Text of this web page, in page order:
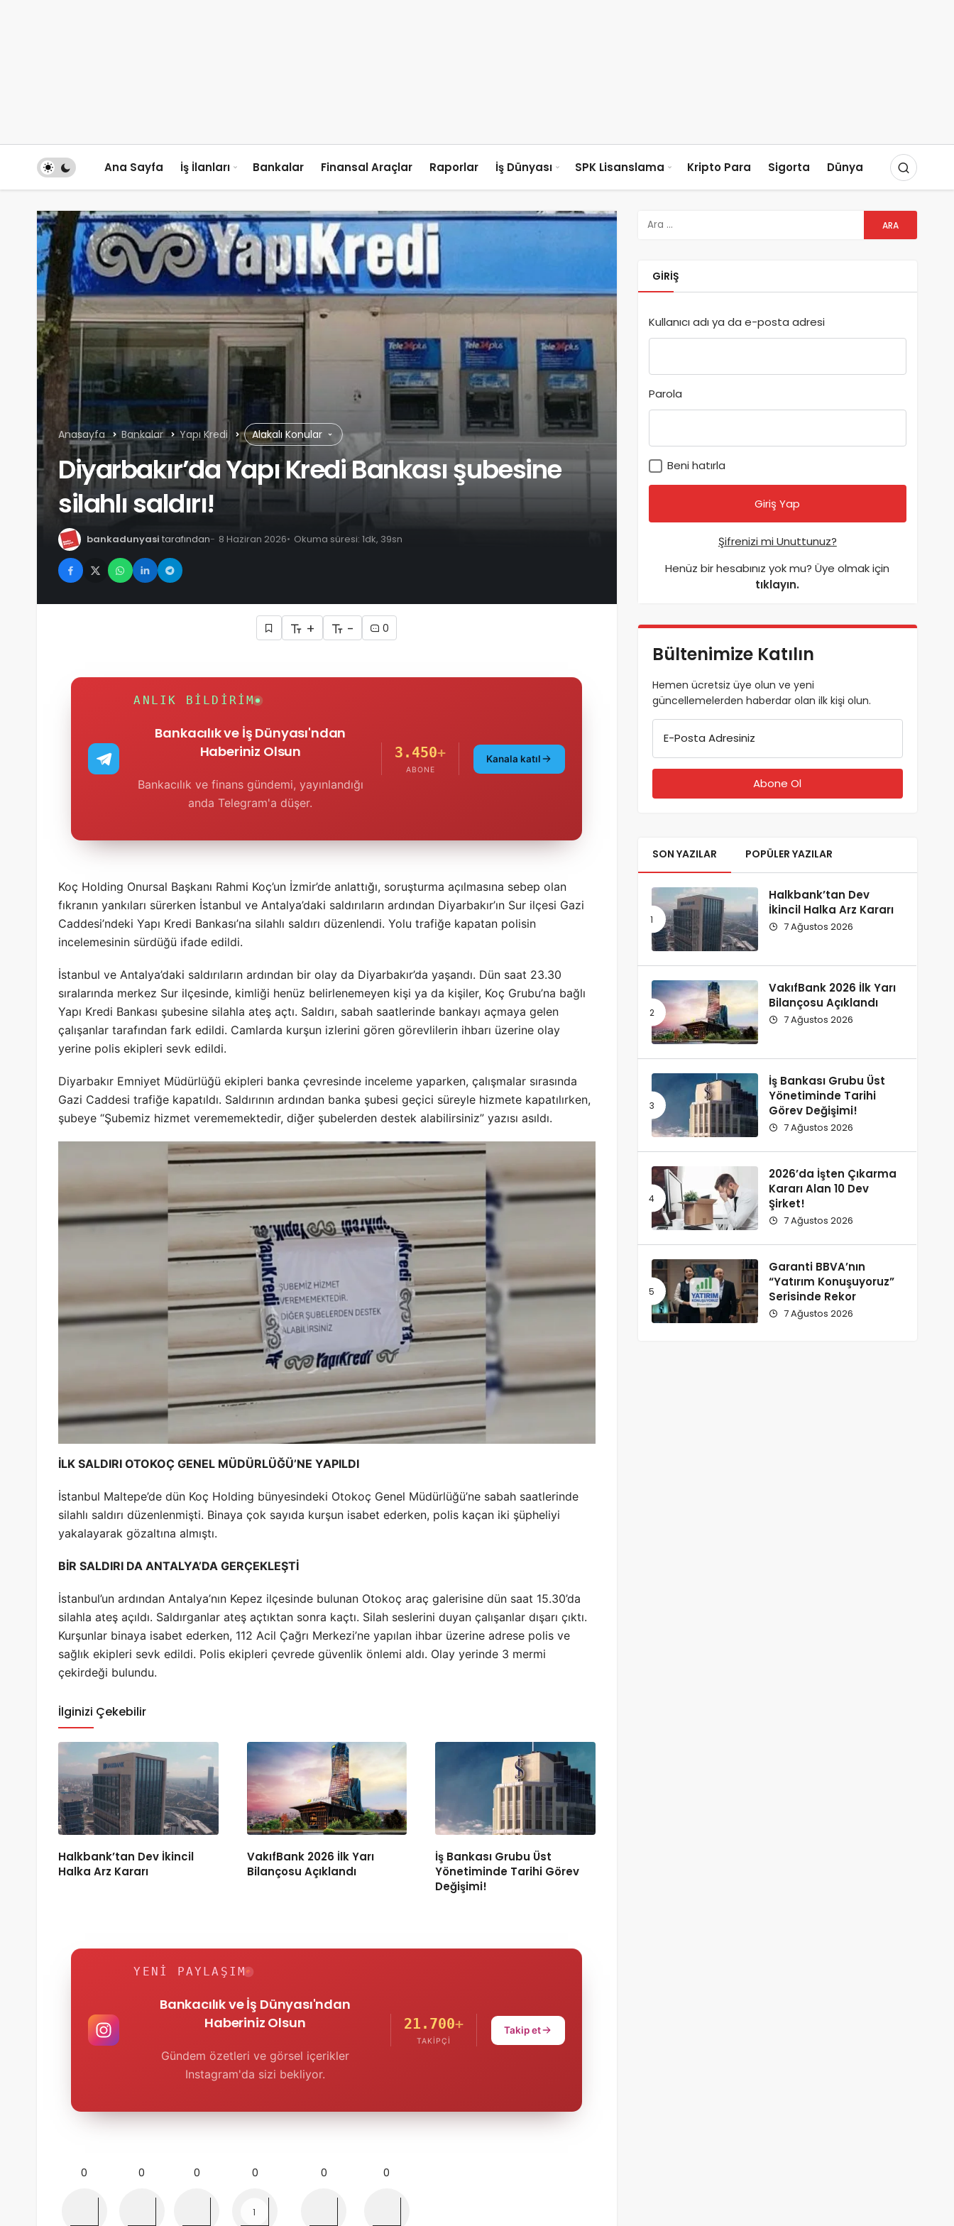
Ana Sayfa İş İlanları Bankalar Finansal Araçlar Raporlar İş Dünyası SPK Lisanslama Kripto Para Sigorta Dünya
Anasayfa Bankalar Yapı Kredi Alakalı Konular
Diyarbakır’da Yapı Kredi Bankası şubesine
silahlı saldırı!
bankadunyasi tarafından 8 Haziran 2026 Okuma süresi: 1dk, 39sn
+ - 0
ANLIK BILDIRIM
Bankacılık ve İş Dünyası'ndan
Haberiniz Olsun
Bankacılık ve finans gündemi, yayınlandığı
anda Telegram'a düşer.
3.450+
ABONE
Kanala katıl
Koç Holding Onursal Başkanı Rahmi Koç’un İzmir’de anlattığı, soruşturma açılmasına sebep olan
fıkranın yankıları sürerken İstanbul ve Antalya’daki saldırıların ardından Diyarbakır’ın Sur ilçesi Gazi
Caddesi’ndeki Yapı Kredi Bankası’na silahlı saldırı düzenlendi. Yolu trafiğe kapatan polisin
incelemesinin sürdüğü ifade edildi.
İstanbul ve Antalya’daki saldırıların ardından bir olay da Diyarbakır’da yaşandı. Dün saat 23.30
sıralarında merkez Sur ilçesinde, kimliği henüz belirlenemeyen kişi ya da kişiler, Koç Grubu’na bağlı
Yapı Kredi Bankası şubesine silahla ateş açtı. Saldırı, sabah saatlerinde bankayı açmaya gelen
çalışanlar tarafından fark edildi. Camlarda kurşun izlerini gören görevlilerin ihbarı üzerine olay
yerine polis ekipleri sevk edildi.
Diyarbakır Emniyet Müdürlüğü ekipleri banka çevresinde inceleme yaparken, çalışmalar sırasında
Gazi Caddesi trafiğe kapatıldı. Saldırının ardından banka şubesi geçici süreyle hizmete kapatılırken,
şubeye “Şubemiz hizmet verememektedir, diğer şubelerden destek alabilirsiniz” yazısı asıldı.
İLK SALDIRI OTOKOÇ GENEL MÜDÜRLÜĞÜ’NE YAPILDI
İstanbul Maltepe’de dün Koç Holding bünyesindeki Otokoç Genel Müdürlüğü’ne sabah saatlerinde
silahlı saldırı düzenlenmişti. Binaya çok sayıda kurşun isabet ederken, polis kaçan iki şüpheliyi
yakalayarak gözaltına almıştı.
BİR SALDIRI DA ANTALYA’DA GERÇEKLEŞTİ
İstanbul’un ardından Antalya’nın Kepez ilçesinde bulunan Otokoç araç galerisine dün saat 15.30’da
silahla ateş açıldı. Saldırganlar ateş açtıktan sonra kaçtı. Silah seslerini duyan çalışanlar dışarı çıktı.
Kurşunlar binaya isabet ederken, 112 Acil Çağrı Merkezi’ne yapılan ihbar üzerine adrese polis ve
sağlık ekipleri sevk edildi. Polis ekipleri çevrede güvenlik önlemi aldı. Olay yerinde 3 mermi
çekirdeği bulundu.
İlginizi Çekebilir
Halkbank’tan Dev İkincil
Halka Arz Kararı
VakıfBank 2026 İlk Yarı
Bilançosu Açıklandı
İş Bankası Grubu Üst
Yönetiminde Tarihi Görev
Değişimi!
YENI PAYLAŞIM
Bankacılık ve İş Dünyası'ndan
Haberiniz Olsun
Gündem özetleri ve görsel içerikler
Instagram'da sizi bekliyor.
21.700+
TAKIPÇI
Takip et
0 0 0 0 0 0
GIRIŞ
Kullanıcı adı ya da e-posta adresi
Parola
Beni hatırla
Şifrenizi mi Unuttunuz?
Henüz bir hesabınız yok mu? Üye olmak için
tıklayın.
Bültenimize Katılın
Hemen ücretsiz üye olun ve yeni
güncellemelerden haberdar olan ilk kişi olun.
E-Posta Adresiniz
SON YAZILAR POPÜLER YAZILAR
Halkbank’tan Dev
İkincil Halka Arz Kararı
7 Ağustos 2026
VakıfBank 2026 İlk Yarı
Bilançosu Açıklandı
7 Ağustos 2026
İş Bankası Grubu Üst
Yönetiminde Tarihi
Görev Değişimi!
7 Ağustos 2026
2026’da İşten Çıkarma
Kararı Alan 10 Dev
Şirket!
7 Ağustos 2026
Garanti BBVA’nın
“Yatırım Konuşuyoruz”
Serisinde Rekor
7 Ağustos 2026